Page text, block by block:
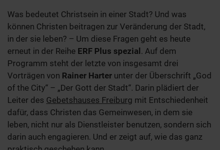
Was bedeutet Christsein in einer Stadt? Und was
können Christen beitragen zur Veränderung der Stadt,
in der sie leben? – Um diese Fragen geht es heute
erneut in der Reihe ERF Plus spezial . Auf dem
Programm steht der letzte von insgesamt drei
Vorträgen von Rainer Harter unter der Überschrift „God
of the City“ – „Der Gott der Stadt“. Darin plädiert der
Leiter des Gebetshauses Freiburg mit Entschiedenheit
dafür, dass Christen das Gemeinwesen, in dem sie
leben, nicht nur als Dienstleister benutzen, sondern sich
darin auch engagieren. Und er zeigt auf, wie das ganz